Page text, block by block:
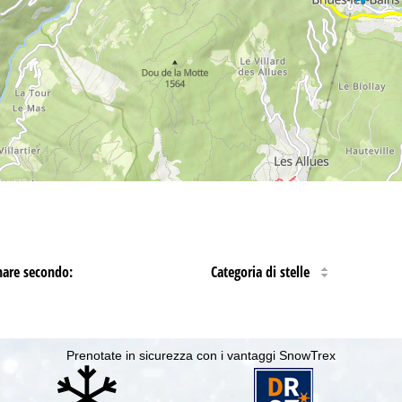
secondo: Categoria di stelle
Prenotate in sicurezza con i vantaggi SnowTrex